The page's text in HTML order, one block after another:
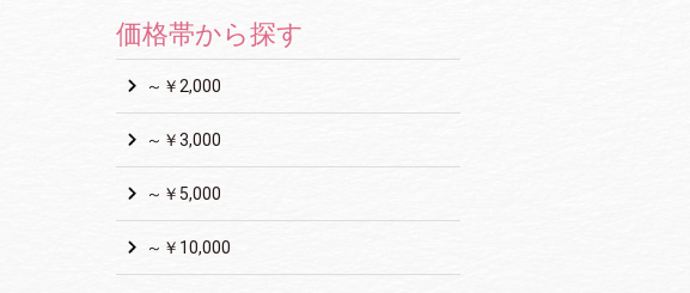
価格帯から探す
～￥2,000
～￥3,000
～￥5,000
～￥10,000